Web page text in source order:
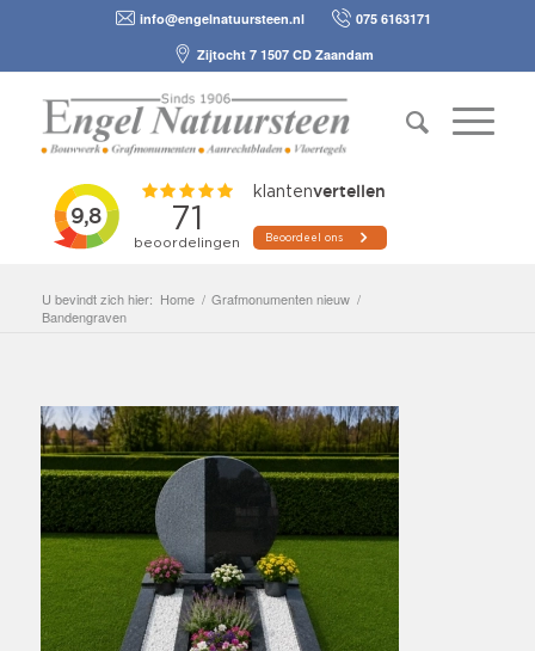
info@engelnatuursteen.nl
075 6163171
Zijtocht 7 1507 CD Zaandam
U bevindt zich hier: Home / Grafmonumenten nieuw /
Bandengraven